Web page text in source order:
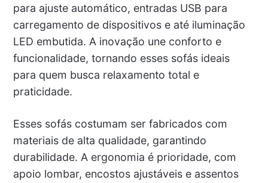
para ajuste automático, entradas USB para
carregamento de dispositivos e até iluminação
LED embutida. A inovação une conforto e
funcionalidade, tornando esses sofás ideais
para quem busca relaxamento total e
praticidade.
Esses sofás costumam ser fabricados com
materiais de alta qualidade, garantindo
durabilidade. A ergonomia é prioridade, com
apoio lombar, encostos ajustáveis e assentos